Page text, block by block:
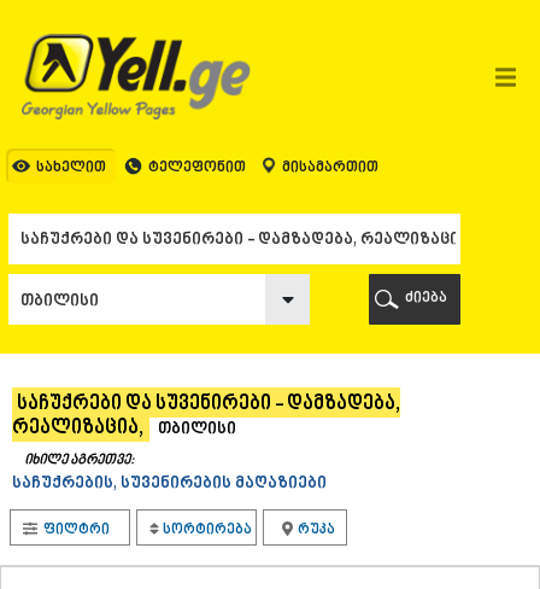
სახელით ტელეფონით მისამართით
ᲗᲑᲘᲚᲘᲡᲘ
ᲗᲑᲘᲚᲘᲡᲘ
ᲐᲤᲮᲐᲖᲔᲗᲘ
ᲒᲐᲚᲘ
ᲑᲐᲗᲣᲛᲘ
ᲥᲝᲑᲣᲚᲔᲗᲘ
ᲨᲣᲐᲮᲔᲕᲘ
ᲩᲐᲥᲕᲘ
ᲝᲖᲣᲠᲒᲔᲗᲘ
ᲩᲝᲮᲐᲢᲐᲣᲠᲘ
ᲣᲠᲔᲙᲘ
ᲘᲛᲔᲠᲔᲗᲘ
ᲑᲐᲦᲓᲐᲗᲘ
ᲕᲐᲜᲘ
ᲖᲔᲡᲢᲐᲤᲝᲜᲘ
ძიება
საჩუქრები და სუვენირები - დამზადება,
რეალიზაცია,
თბილისი
იხილე აგრეთვე:
საჩუქრების, სუვენირების მაღაზიები
ფილტრი სორტირება რუკა